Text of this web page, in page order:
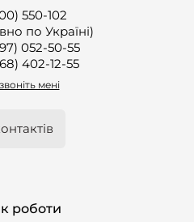
550-102
по Україні)
052-50-55
402-12-55
мені
роботи